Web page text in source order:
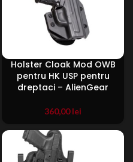
Holster Cloak Mod OWB
pentru HK USP pentru
dreptaci – AlienGear
360,00lei